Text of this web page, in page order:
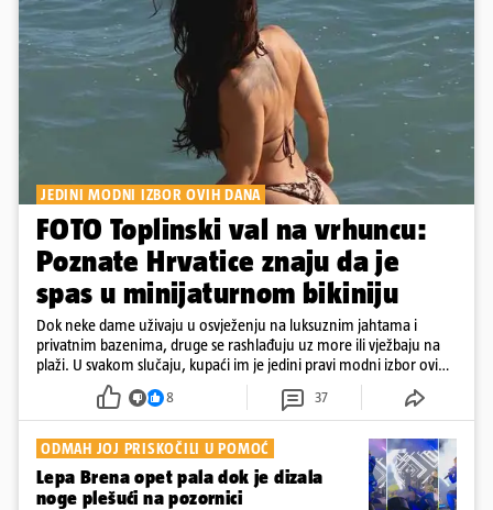
JEDINI MODNI IZBOR OVIH DANA
FOTO Toplinski val na vrhuncu:
Poznate Hrvatice znaju da je
spas u minijaturnom bikiniju
Dok neke dame uživaju u osvježenju na luksuznim jahtama i
privatnim bazenima, druge se rashlađuju uz more ili vježbaju na
plaži. U svakom slučaju, kupaći im je jedini pravi modni izbor ovih
8 37
ODMAH JOJ PRISKOČILI U POMOĆ
Lepa Brena opet pala dok je dizala
noge plešući na pozornici